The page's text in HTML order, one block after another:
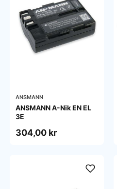
ANSMANN
ANSMANN A-Nik EN EL
3E
304,00 kr